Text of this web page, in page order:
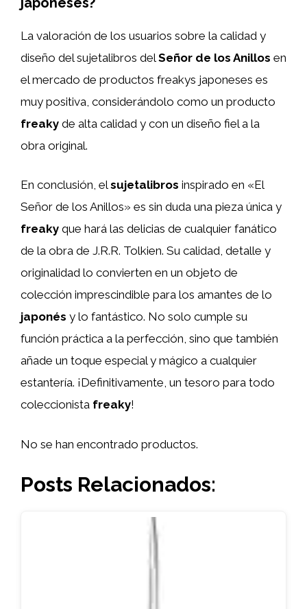
La valoración de los usuarios sobre la calidad y
diseño del sujetalibros delSeñor de los Anillos en
el mercado de productos freakys japoneses es
muy positiva, considerándolo como un producto
freaky de alta calidad y con un diseño fiel a la
obra original.
En conclusión, elsujetalibros inspirado en «El
Señor de los Anillos» es sin duda una pieza única y
freaky que hará las delicias de cualquier fanático
de la obra de J.R.R. Tolkien. Su calidad, detalle y
originalidad lo convierten en un objeto de
colección imprescindible para los amantes de lo
japonés y lo fantástico. No solo cumple su
función práctica a la perfección, sino que también
añade un toque especial y mágico a cualquier
estantería. ¡Definitivamente, un tesoro para todo
coleccionista freaky!
No se han encontrado productos.
Posts Relacionados: